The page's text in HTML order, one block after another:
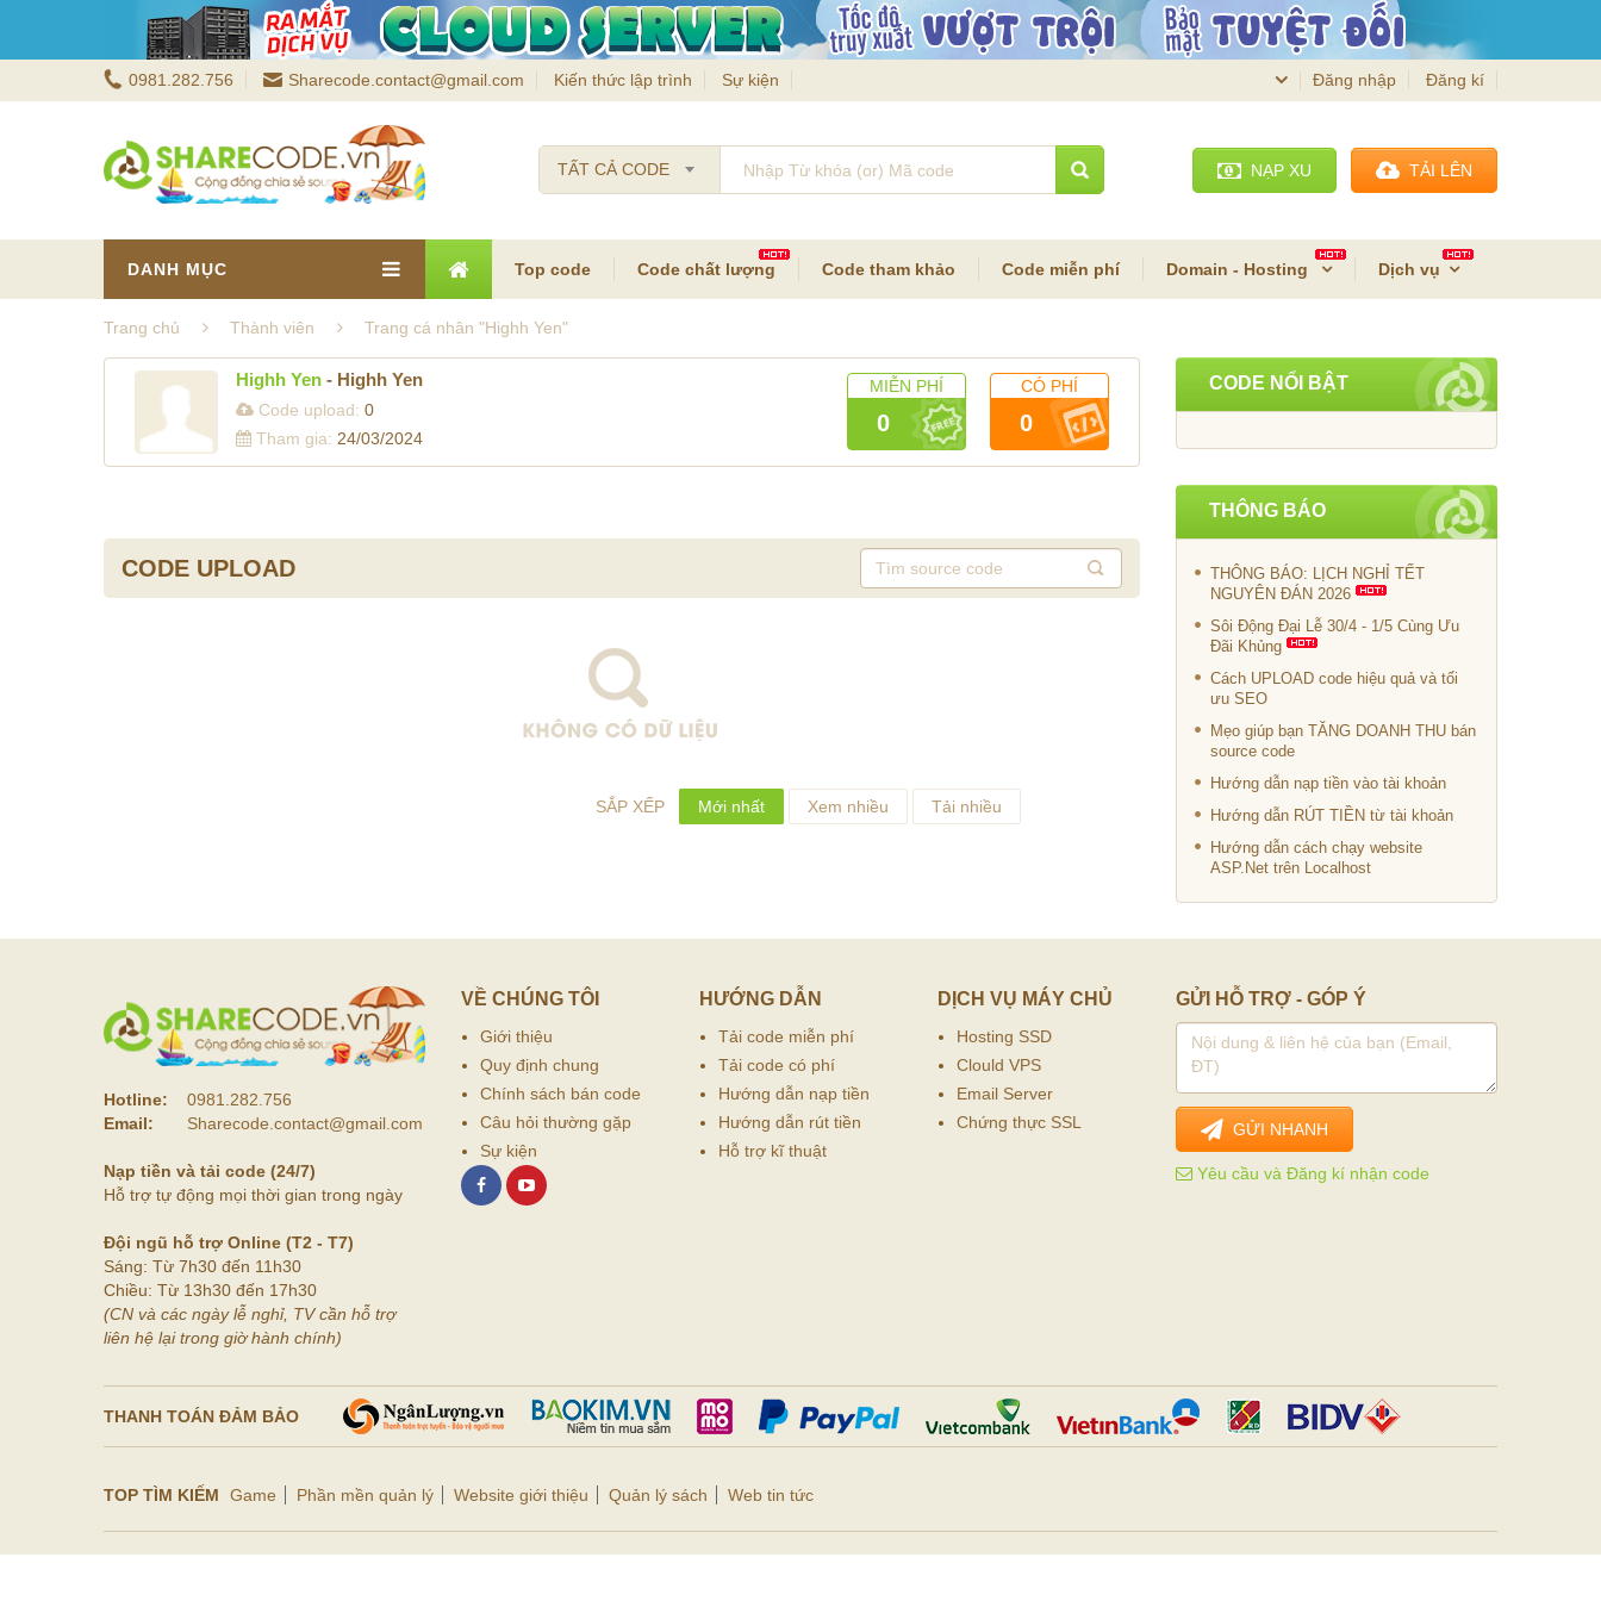
0981.282.756 Sharecode.contact@gmail.com Kiến thức lập trình Sự kiện Đăng nhập Đăng kí
TẤT CẢ CODE NẠP XU TẢI LÊN
DANH MỤC Top code Code chất lượng Code tham khảo Code miễn phí Domain - Hosting Dịch vụ
Trang chủ Thành viên Trang cá nhân "Highh Yen"
Highh Yen - Highh Yen
Code upload: 0
Tham gia: 24/03/2024
CÓ PHÍ
0
MIỄN PHÍ
0
CODE UPLOAD
SẮP XẾP Mới nhất Xem nhiều Tải nhiều
CODE NỔI BẬT
THÔNG BÁO
THÔNG BÁO: LỊCH NGHỈ TẾT
NGUYÊN ĐÁN 2026
Sôi Động Đại Lễ 30/4 - 1/5 Cùng Ưu
Đãi Khủng
Cách UPLOAD code hiệu quả và tối
ưu SEO
Mẹo giúp bạn TĂNG DOANH THU bán
source code
Hướng dẫn nạp tiền vào tài khoản
Hướng dẫn RÚT TIỀN từ tài khoản
Hướng dẫn cách chạy website
ASP.Net trên Localhost
Hotline:
0981.282.756
Email:
Sharecode.contact@gmail.com
Nạp tiền và tải code (24/7)
Hỗ trợ tự động mọi thời gian trong ngày
Đội ngũ hỗ trợ Online (T2 - T7)
Sáng: Từ 7h30 đến 11h30
Chiều: Từ 13h30 đến 17h30
(CN và các ngày lễ nghỉ, TV cần hỗ trợ
liên hệ lại trong giờ hành chính)
VỀ CHÚNG TÔI
Giới thiệu
Quy định chung
Chính sách bán code
Câu hỏi thường gặp
Sự kiện
HƯỚNG DẪN
Tải code miễn phí
Tải code có phí
Hướng dẫn nạp tiền
Hướng dẫn rút tiền
Hỗ trợ kĩ thuật
DỊCH VỤ MÁY CHỦ
Hosting SSD
Clould VPS
Email Server
Chứng thực SSL
GỬI HỖ TRỢ - GÓP Ý
GỬI NHANH
Yêu cầu và Đăng kí nhận code
THANH TOÁN ĐẢM BẢO
TOP TÌM KIẾM Game Phần mền quản lý Website giới thiệu Quản lý sách Web tin tức